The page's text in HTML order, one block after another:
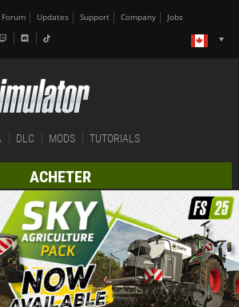
Forum Updates Support Company Jobs
DLC MODS TUTORIALS
ACHETER